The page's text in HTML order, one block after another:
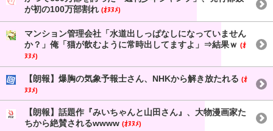
が初の100万部割れ (ｵﾇﾇﾒ)
マンション管理会社「水道出しっぱなしになっていません
か？」俺「猫が飲むように常時出してますよ」⇒結果ｗ (ｵ
ﾇﾇﾒ)
【朗報】爆胸の気象予報士さん、NHKから解き放たれる (ｵ
ﾇﾇﾒ)
【朗報】話題作『みいちゃんと山田さん』、大物漫画家た
ちから絶賛されるwwww (ｵﾇﾇﾒ)